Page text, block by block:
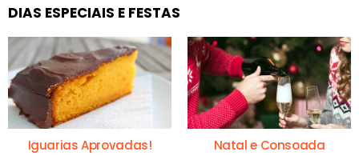
DIAS ESPECIAIS E FESTAS
Iguarias Aprovadas! Natal e Consoada